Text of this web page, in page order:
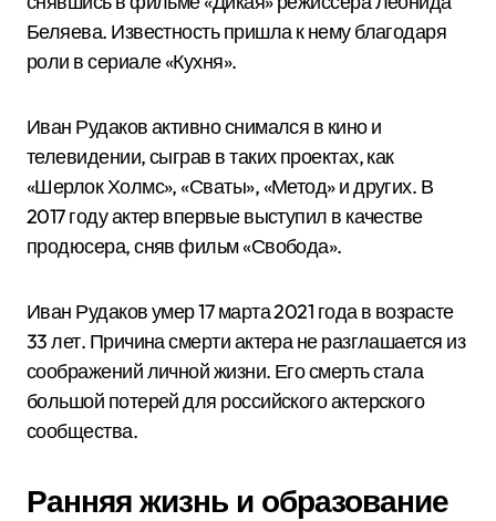
Беляева. Известность пришла к нему благодаря
роли в сериале «Кухня».
Иван Рудаков активно снимался в кино и
телевидении, сыграв в таких проектах, как
«Шерлок Холмс», «Сваты», «Метод» и других. В
2017 году актер впервые выступил в качестве
продюсера, сняв фильм «Свобода».
Иван Рудаков умер 17 марта 2021 года в возрасте
33 лет. Причина смерти актера не разглашается из
соображений личной жизни. Его смерть стала
большой потерей для российского актерского
сообщества.
Ранняя жизнь и образование